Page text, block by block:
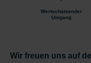
Wertschätzender
Umgang
Wir freuen uns auf